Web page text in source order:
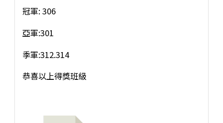
冠軍: 306
亞軍:301
季軍:312.314
恭喜以上得獎班級